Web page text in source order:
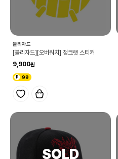
블리자드
[블리자드][오버워치] 정크랫 스티커
9,900
99